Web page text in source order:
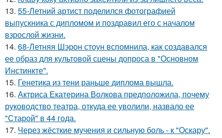
13. 55-Летний артист поделился фотографией
выпускника с дипломом и поздравил его с началом
взрослой жизни.
14. 68-Летняя Шэрон стоун вспомнила, как создавался
ее образ для культовой сцены допроса в "Основном
Инстинкте".
15. Генетика из тени раньше диплома вышла.
16. Актриса Екатерина Волкова предположила, почему
руководство театра, откуда ее уволили, назвало ее
"Старой" в 44 года.
17. Через жёсткие мучения и сильную боль - к "Оскару".